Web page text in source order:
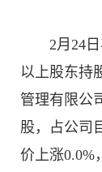
2月24
以上股东持
管理有限公
股，占公司
价上涨0.0%